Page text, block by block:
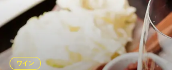
京阪本線樟葉駅 徒歩3分
大阪府枚方市町楠葉1-6-11 クリオコート楠葉1F
全国の蔵元から厳選し、季節ごとに入れ
炭火料理や鮮魚の旨みを引き立てる食中酒
なる味わいをお楽しみいただけます。飲
ごきげんえびす 樟葉駅前店
ワイン